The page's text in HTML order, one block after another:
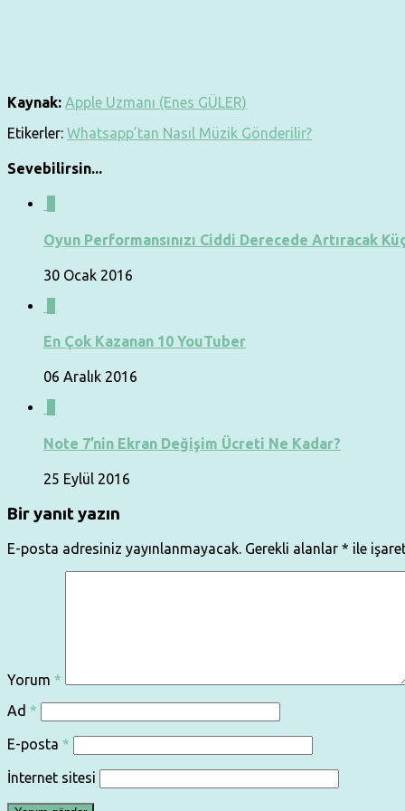
Kaynak: Apple Uzmanı (Enes GÜLER)
Etikerler: Whatsapp’tan Nasıl Müzik Gönderilir?
Sevebilirsin...
Oyun Performansınızı Ciddi Derecede Artıracak
30 Ocak 2016
En Çok Kazanan 10 YouTuber
06 Aralık 2016
Note 7’nin Ekran Değişim Ücreti Ne Kadar?
25 Eylül 2016
Bir yanıt yazın
E-posta adresiniz yayınlanmayacak. Gerekli alanlar * ile
Yorum *
Ad *
E-posta *
İnternet sitesi